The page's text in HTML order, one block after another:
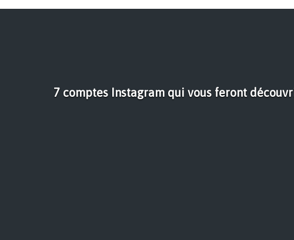
7 comptes Instagram qui vous feront